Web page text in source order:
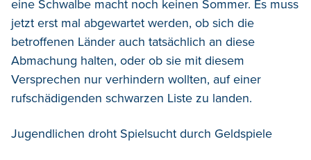
eine Schwalbe macht noch keinen Sommer. Es muss
jetzt erst mal abgewartet werden, ob sich die
betroffenen Länder auch tatsächlich an diese
Abmachung halten, oder ob sie mit diesem
Versprechen nur verhindern wollten, auf einer
rufschädigenden schwarzen Liste zu landen.
Jugendlichen droht Spielsucht durch Geldspiele